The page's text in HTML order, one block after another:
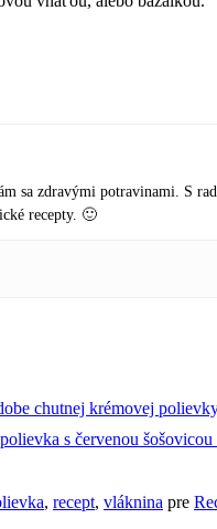
sa zdravými potravinami. S
recepty. 🙂
chutnej krémovej
, recept, vláknina pre